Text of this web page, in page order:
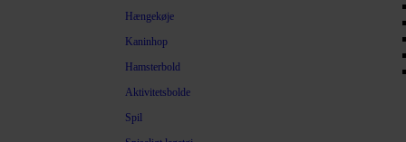
Hængekøje
Kaninhop
Hamsterbold
Aktivitetsbolde
Spil